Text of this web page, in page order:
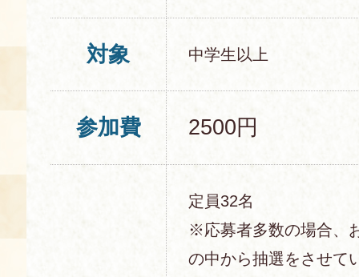
対象 中学生以上
参加費 2500円
定員32名
※応募者多数の場合、
の中から抽選をさせて